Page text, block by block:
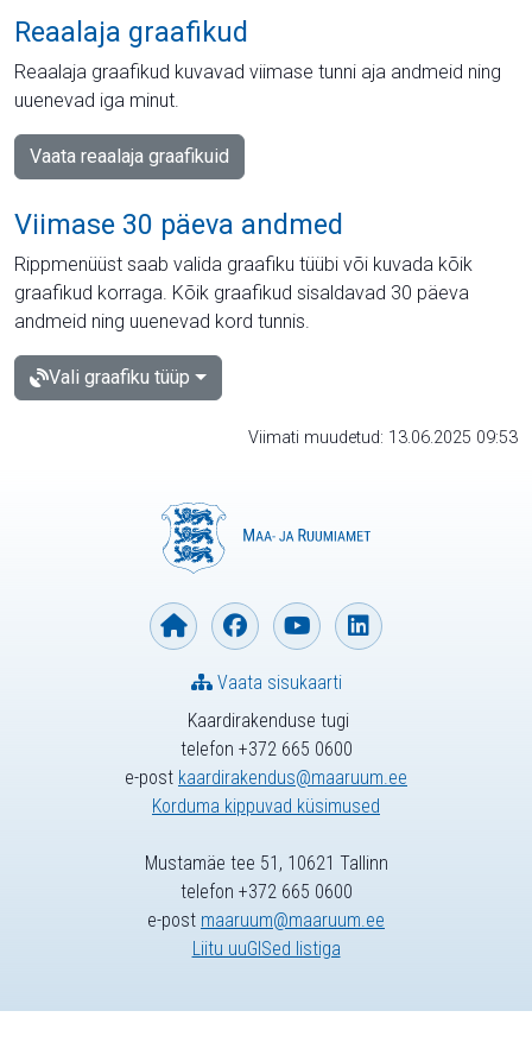
Reaalaja graafikud
Reaalaja graafikud kuvavad viimase tunni aja andmeid ning
uuenevad iga minut.
Vaata reaalaja graafikuid
Viimase 30 päeva andmed
Rippmenüüst saab valida graafiku tüübi või kuvada kõik
graafikud korraga. Kõik graafikud sisaldavad 30 päeva
andmeid ning uuenevad kord tunnis.
Vali graafiku tüüp
Viimati muudetud: 13.06.2025 09:53
Kaardirakenduse tugi
telefon +372 665 0600
e-post kaardirakendus@maaruum.ee
Korduma kippuvad küsimused
Vaata sisukaarti
Mustamäe tee 51, 10621 Tallinn
telefon +372 665 0600
e-post maaruum@maaruum.ee
Liitu uuGISed listiga